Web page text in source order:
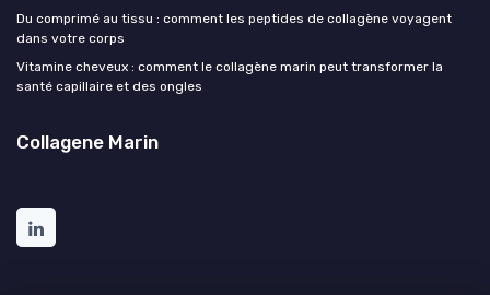
Du comprimé au tissu : comment les peptides de collagène voyagent
dans votre corps
Vitamine cheveux : comment le collagène marin peut transformer la
santé capillaire et des ongles
Collagene Marin